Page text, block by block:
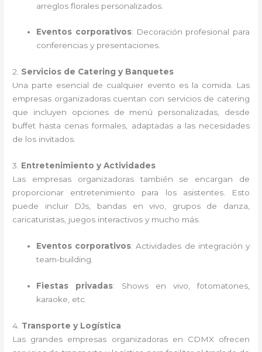
arreglos florales personalizados.
Eventos corporativos: Decoración profesional para
conferencias y presentaciones.
2. Servicios de Catering y Banquetes
Una parte esencial de cualquier evento es la comida. Las
empresas organizadoras cuentan con servicios de catering
que incluyen opciones de menú personalizadas, desde
buffet hasta cenas formales, adaptadas a las necesidades
de los invitados.
3. Entretenimiento y Actividades
Las empresas organizadoras también se encargan de
proporcionar entretenimiento para los asistentes. Esto
puede incluir DJs, bandas en vivo, grupos de danza,
caricaturistas, juegos interactivos y mucho más.
Eventos corporativos: Actividades de integración y
team-building.
Fiestas privadas: Shows en vivo, fotomatones,
karaoke, etc.
4. Transporte y Logística
Las grandes empresas organizadoras en CDMX ofrecen